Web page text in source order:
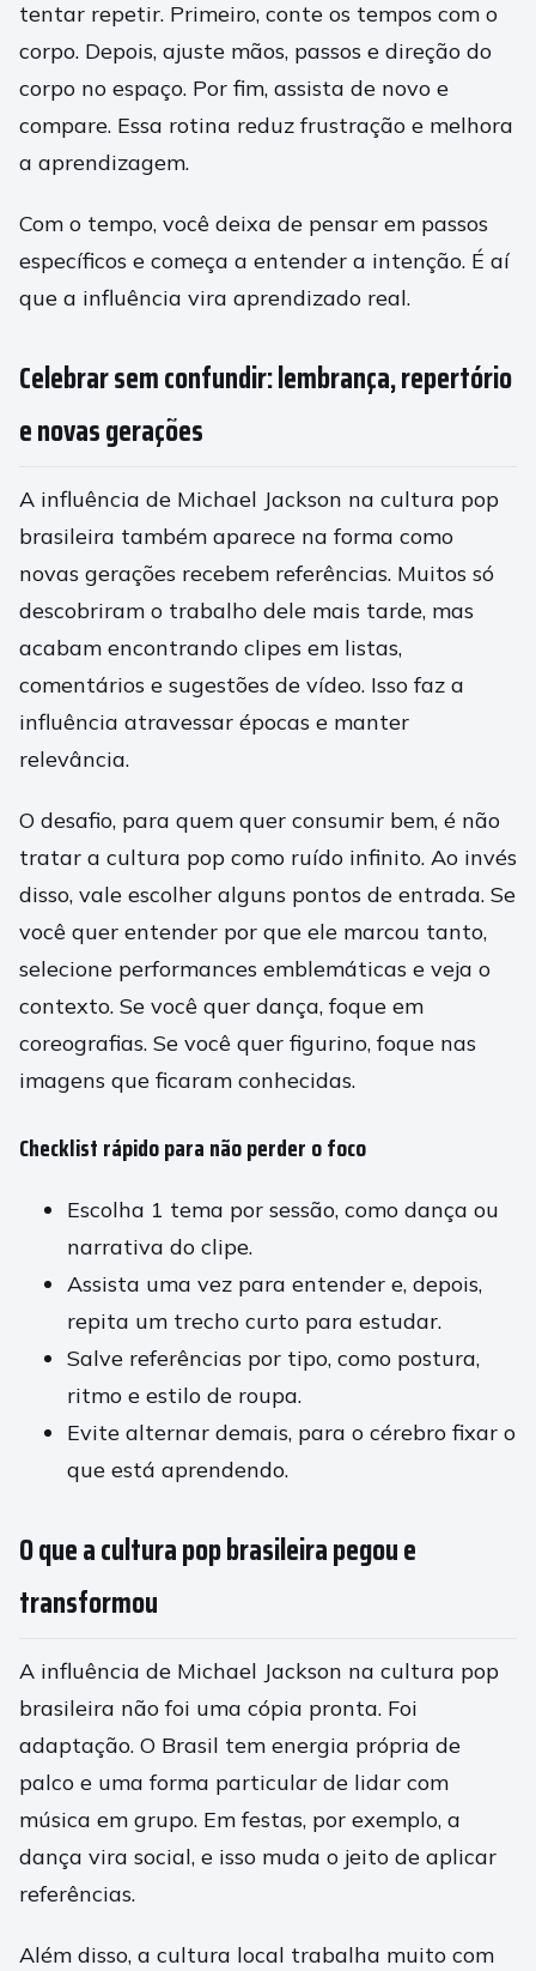
tentar repetir. Primeiro, conte os tempos com o
corpo. Depois, ajuste mãos, passos e direção do
corpo no espaço. Por fim, assista de novo e
compare. Essa rotina reduz frustração e melhora
a aprendizagem.
Com o tempo, você deixa de pensar em passos
específicos e começa a entender a intenção. É aí
que a influência vira aprendizado real.
Celebrar sem confundir: lembrança, repertório
e novas gerações
A influência de Michael Jackson na cultura pop
brasileira também aparece na forma como
novas gerações recebem referências. Muitos só
descobriram o trabalho dele mais tarde, mas
acabam encontrando clipes em listas,
comentários e sugestões de vídeo. Isso faz a
influência atravessar épocas e manter
relevância.
O desafio, para quem quer consumir bem, é não
tratar a cultura pop como ruído infinito. Ao invés
disso, vale escolher alguns pontos de entrada. Se
você quer entender por que ele marcou tanto,
selecione performances emblemáticas e veja o
contexto. Se você quer dança, foque em
coreografias. Se você quer figurino, foque nas
imagens que ficaram conhecidas.
Checklist rápido para não perder o foco
Escolha 1 tema por sessão, como dança ou
narrativa do clipe.
Assista uma vez para entender e, depois,
repita um trecho curto para estudar.
Salve referências por tipo, como postura,
ritmo e estilo de roupa.
Evite alternar demais, para o cérebro fixar o
que está aprendendo.
O que a cultura pop brasileira pegou e
transformou
A influência de Michael Jackson na cultura pop
brasileira não foi uma cópia pronta. Foi
adaptação. O Brasil tem energia própria de
palco e uma forma particular de lidar com
música em grupo. Em festas, por exemplo, a
dança vira social, e isso muda o jeito de aplicar
referências.
Além disso, a cultura local trabalha muito com